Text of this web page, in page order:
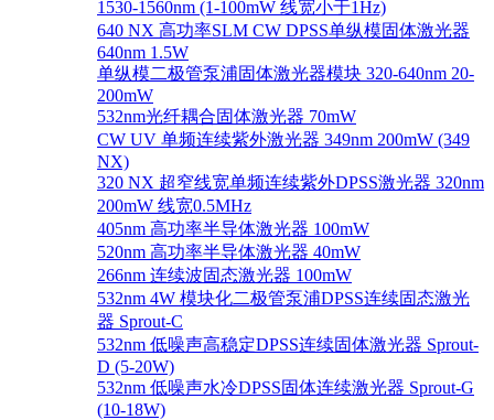
1530-1560nm (1-100mW 线宽小于1Hz)
640 NX 高功率SLM CW DPSS单纵模固体激光器
640nm 1.5W
单纵模二极管泵浦固体激光器模块 320-640nm 20-
200mW
532nm光纤耦合固体激光器 70mW
CW UV 单频连续紫外激光器 349nm 200mW (349
NX)
320 NX 超窄线宽单频连续紫外DPSS激光器 320nm
200mW 线宽0.5MHz
405nm 高功率半导体激光器 100mW
520nm 高功率半导体激光器 40mW
266nm 连续波固态激光器 100mW
532nm 4W 模块化二极管泵浦DPSS连续固态激光
器 Sprout-C
532nm 低噪声高稳定DPSS连续固体激光器 Sprout-
D (5-20W)
532nm 低噪声水冷DPSS固体连续激光器 Sprout-G
(10-18W)